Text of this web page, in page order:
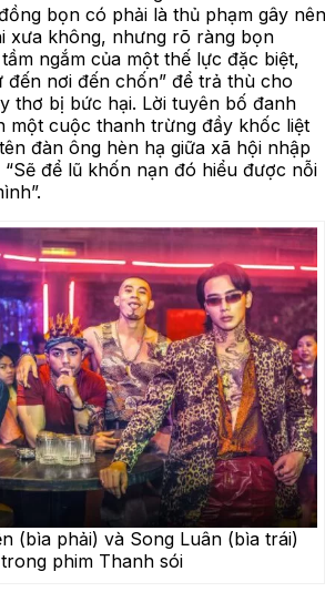
bọn có phải là thủ phạm gây nên
xưa không, nhưng rõ ràng bọn
ngắm của một thế lực đặc biệt,
đến nơi đến chốn” để trả thù cho
thơ bị bức hại. Lời tuyên bố đanh
một cuộc thanh trừng đầy khốc liệt
đàn ông hèn hạ giữa xã hội nhập
“Sẽ để lũ khốn nạn đó hiểu được nỗi
(bìa phải) và Song Luân (bìa trái)
trong phim Thanh sói